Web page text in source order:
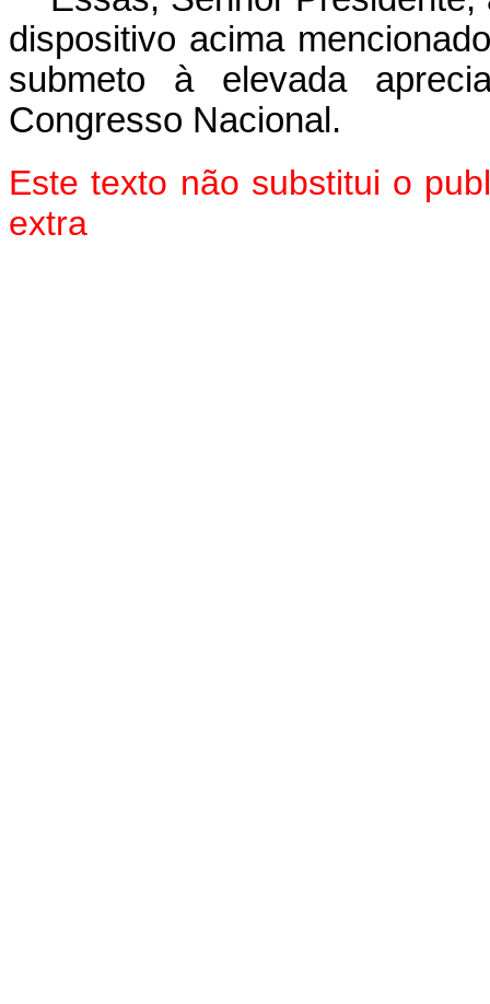
dispositivo acima
submeto à elevada
Congresso Nacional.
Este texto não substitui o
extra